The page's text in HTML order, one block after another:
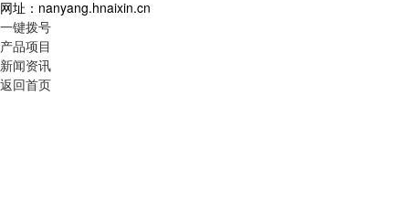
网址：nanyang.hnaixin.cn
一键拨号
产品项目
新闻资讯
返回首页